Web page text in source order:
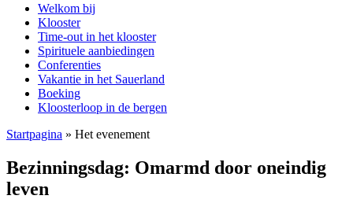
Welkom bij
Klooster
Time-out in het klooster
Spirituele aanbiedingen
Conferenties
Vakantie in het Sauerland
Boeking
Kloosterloop in de bergen
Startpagina » Het evenement
Bezinningsdag: Omarmd door oneindig
leven